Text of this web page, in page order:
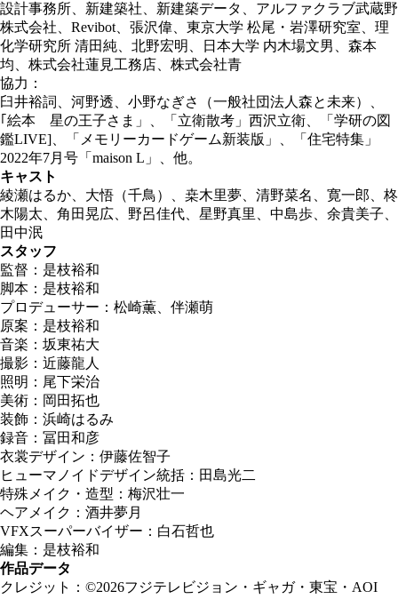
設計事務所、新建築社、新建築データ、アルファクラブ武蔵野
株式会社、Revibot、張沢偉、東京大学 松尾・岩澤研究室、理
化学研究所 清田純、北野宏明、日本大学 内木場文男、森本
均、株式会社蓮見工務店、株式会社青
協力：
臼井裕詞、河野透、小野なぎさ（一般社団法人森と未来）、
｢絵本 星の王子さま」、「立衛散考」西沢立衛、「学研の図
鑑LIVE]、「メモリーカードゲーム新装版」、「住宅特集」
2022年7月号「maison L」、他。
キャスト
綾瀬はるか、大悟（千鳥）、桒木里夢、清野菜名、寛一郎、柊
木陽太、角田晃広、野呂佳代、星野真里、中島歩、余貴美子、
田中泯
スタッフ
監督：是枝裕和
脚本：是枝裕和
プロデューサー：松崎薫、伴瀬萌
原案：是枝裕和
音楽：坂東祐大
撮影：近藤龍人
照明：尾下栄治
美術：岡田拓也
装飾：浜崎はるみ
録音：冨田和彦
衣裳デザイン：伊藤佐智子
ヒューマノイドデザイン統括：田島光二
特殊メイク・造型：梅沢壮一
ヘアメイク：酒井夢月
VFXスーパーバイザー：白石哲也
編集：是枝裕和
作品データ
クレジット：©2026フジテレビジョン・ギャガ・東宝・AOI